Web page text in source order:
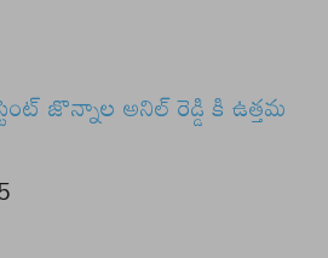
జొన్నాల అనిల్ రెడ్డి కి ఉత్తమ